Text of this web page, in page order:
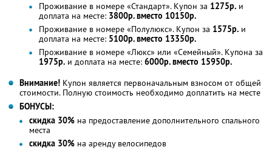
Проживание в номере «Стандарт». Купон за 1275р. и
доплата на месте: 3800р. вместо 10150р.
Проживание в номере «Полулюкс». Купон за 1575р. и
доплата на месте: 5100р. вместо 13350р.
Проживание в номере «Люкс» или «Семейный». Купона за
1975р. и доплата на месте: 6000р. вместо 15950р.
Внимание! Купон является первоначальным взносом от общей
стоимости. Полную стоимость необходимо доплатить на месте
БОНУСЫ:
скидка 30% на предоставление дополнительного спального
места
скидка 30% на аренду велосипедов